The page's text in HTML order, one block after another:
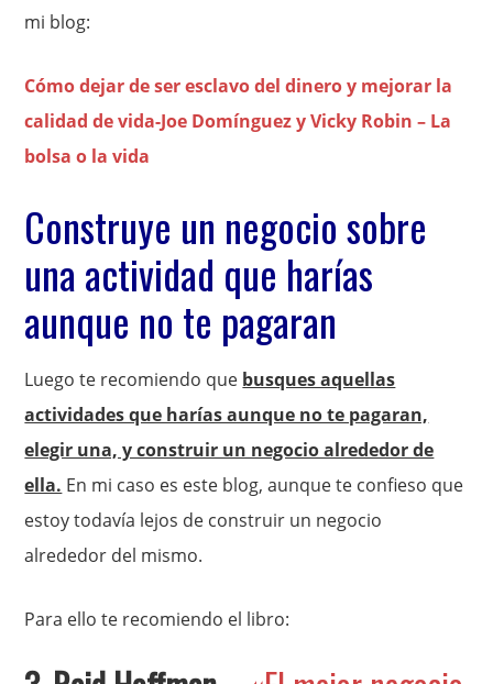
mi blog:
Cómo dejar de ser esclavo del dinero y mejorar la
calidad de vida-Joe Domínguez y Vicky Robin – La
bolsa o la vida
Construye un negocio sobre
una actividad que harías
aunque no te pagaran
Luego te recomiendo que busques aquellas
actividades que harías aunque no te pagaran,
elegir una, y construir un negocio alrededor de
ella. En mi caso es este blog, aunque te confieso que
estoy todavía lejos de construir un negocio
alrededor del mismo.
Para ello te recomiendo el libro: